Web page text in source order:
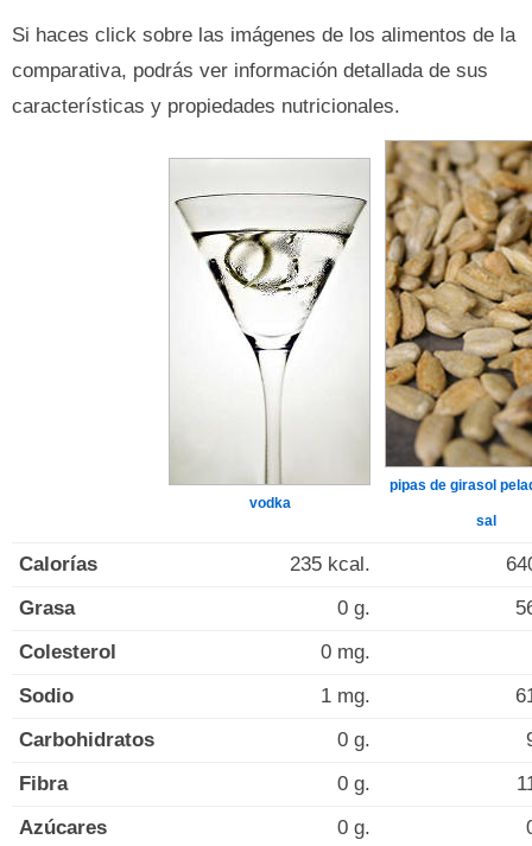
Si haces click sobre las imágenes de los alimentos de la
comparativa, podrás ver información detallada de sus
características y propiedades nutricionales.
vodka
pipas de girasol
sal
Calorías 235 kcal.
Grasa
0 g.
Colesterol
0 mg.
Sodio
1 mg.
Carbohidratos
0 g.
Fibra
0 g.
Azúcares
0 g.